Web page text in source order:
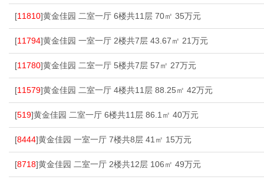
[11810]黄金佳园 二室一厅 6楼共11层 70㎡ 35万元
[11794]黄金佳园 一室一厅 2楼共7层 43.67㎡ 21万元
[11780]黄金佳园 二室一厅 5楼共7层 57㎡ 27万元
[11579]黄金佳园 二室一厅 4楼共11层 88.25㎡ 42万元
[519]黄金佳园 二室一厅 6楼共11层 86.1㎡ 40万元
[8444]黄金佳园 一室一厅 7楼共8层 41㎡ 15万元
[8718]黄金佳园 二室一厅 2楼共12层 106㎡ 49万元